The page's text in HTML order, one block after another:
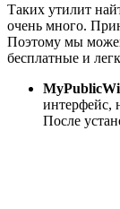
Таких утилит
очень много.
Поэтому мы
бесплатные и
интерфейс,
После